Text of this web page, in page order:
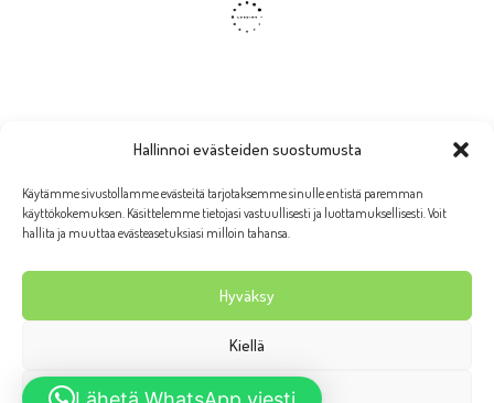
Hallinnoi evästeiden suostumusta
Käytämme sivustollamme evästeitä tarjotaksemme sinulle entistä paremman
käyttökokemuksen. Käsittelemme tietojasi vastuullisesti ja luottamuksellisesti. Voit
hallita ja muuttaa evästeasetuksiasi milloin tahansa.
Hyväksy
Kiellä
Näytä asetukset
Wanhan Rauman putiikki Taruliina 2026 | Ulkoasu: